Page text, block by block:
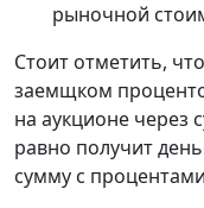
рыночной
Стоит отметить,
заемщком
на аукционе через
равно получит
сумму с